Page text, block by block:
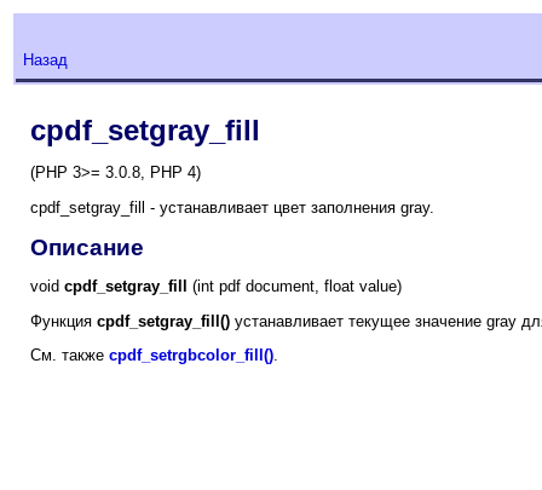
Назад
cpdf_setgray_fill
(PHP 3>= 3.0.8, PHP 4)
cpdf_setgray_fill - устанавливает цвет заполнения gray.
Описание
void cpdf_setgray_fill
(int pdf document, float value)
Функция cpdf_setgray_fill() устанавливает текущее значение gray
См. также cpdf_setrgbcolor_fill().